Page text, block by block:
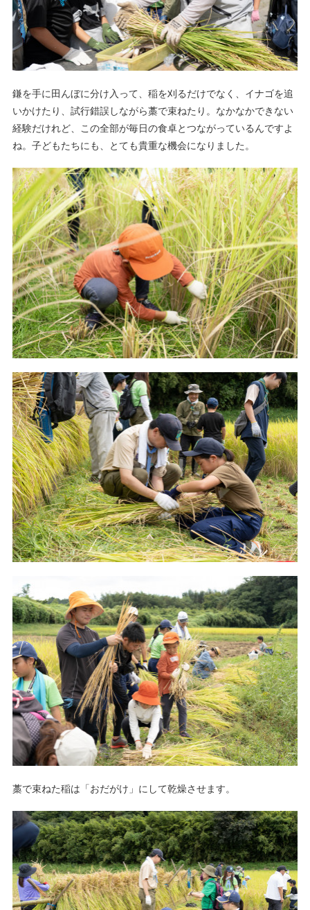
鎌を手に田んぼに分け入って、稲を刈るだけでなく、イナゴを追
いかけたり、試行錯誤しながら藁で束ねたり。なかなかできない
経験だけれど、この全部が毎日の食卓とつながっているんですよ
ね。子どもたちにも、とても貴重な機会になりました。
藁で束ねた稲は「おだがけ」にして乾燥させます。